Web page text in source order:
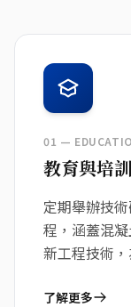
01 —
教育與培訓
定期舉辦技
程，涵蓋混
新工程技術
了解更多